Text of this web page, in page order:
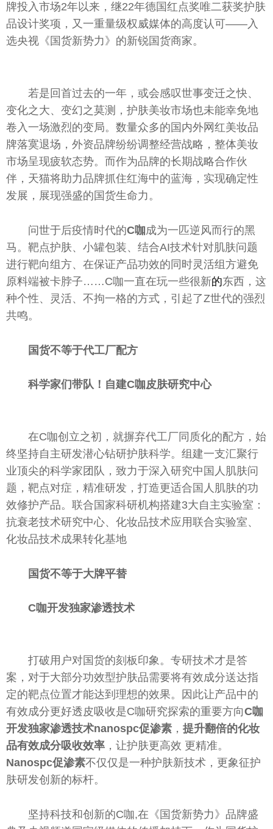
牌投入市场2年以来，继22年德国红点奖唯二获奖护肤
品设计奖项，又一重量级权威媒体的高度认可——入
选央视 《国货新势力》的新锐国货商家。
若是回首过去的一年，或会感叹世事变迁之快、
变化之大、变幻之莫测，护肤美妆市场也未能幸免地
卷入一场激烈的变局。数量众多的国内外网红美妆品
牌落寞退场，外资品牌纷纷调整经营战略，整体美妆
市场呈现疲软态势。而作为品牌的长期战略合作伙
伴，天猫将助力品牌抓住红海中的蓝海，实现确定性
发展，展现强盛的国货生命力。
问世于后疫情时代的C咖成为一匹逆风而行的黑
马。靶点护肤、小罐包装、结合AI技术针对肌肤问题
进行靶向组方、在保证产品功效的同时灵活组方避免
原料端被卡脖子……C咖一直在玩一些很新的东西，这
种个性、灵活、不拘一格的方式，引起了Z世代的强烈
共鸣。
国货不等于代工厂配方
科学家们带队！自建C咖皮肤研究中心
在C咖创立之初，就摒弃代工厂同质化的配方，始
终坚持自主研发潜心钻研护肤科学。组建一支汇聚行
业顶尖的科学家团队，致力于深入研究中国 人肌肤问
题，靶点对症，精准研发，打造更适合国人肌肤的功
效修护产品。 联合国 家科研机构搭建3大自主实验室：
抗衰老技术研究中心、化妆品技术应用联合实验室、
化妆品技术成果转化基地
国货不等于大牌平替
C咖开发独家渗透技术
打破用户对国货的刻板印象。专研技术才是答
案，对于大部分功效型护肤品需要将有效成分送达指
定的靶点位置才能达到理想的效果。因此让产品中的
有效成分更好透皮吸收是C咖研究探索的重要方向C咖
开发独家渗透技术nanospc促渗素 ， 提升翻倍的化妆
品有效成分吸收效率 ，让护肤更高效 更精准。
Nanospc促渗素不仅仅是一种护肤新技术，更象征护
肤研发创新的标杆。
坚持科技和创新的C咖,在《国货新势力》品牌盛